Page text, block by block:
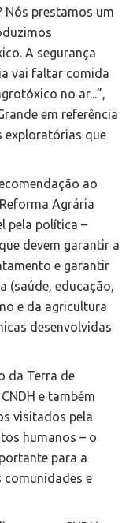
Nós prestamos um
A segurança
vai faltar comida
no ar...”,
em referência
exploratórias que
ao
Agrária
pela política –
devem garantir a
e garantir
(saúde, educação,
e da agricultura
desenvolvidas
da Terra de
e também
visitados pela
humanos – o
para a
comunidades e